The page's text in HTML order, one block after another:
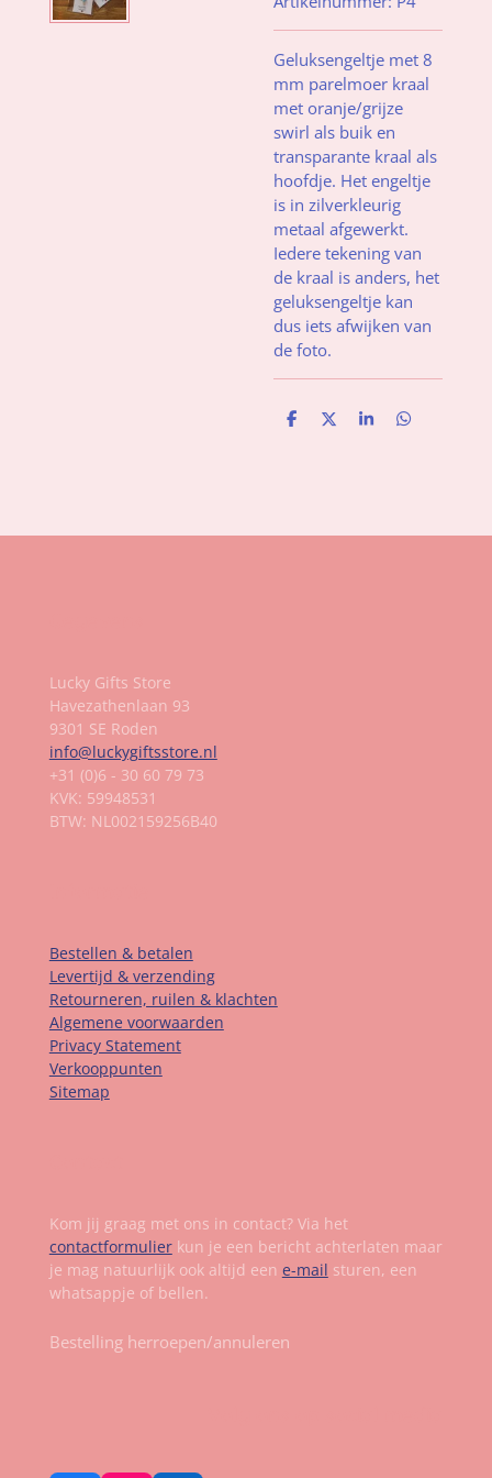
Geluksengeltje met 8
mm parelmoer kraal
met oranje/grijze
swirl als buik en
transparante kraal als
hoofdje. Het engeltje
is in zilverkleurig
metaal afgewerkt.
Iedere tekening van
de kraal is anders, het
geluksengeltje kan
dus iets afwijken van
de foto.
D
D
S
D
Lucky Gifts Store
Havezathenlaan 93
9301 SE Roden
info@luckygiftsstore.nl
+31 (0)6 - 30 60 79 73
KVK: 59948531
BTW: NL002159256B40
Bestellen & betalen
Levertijd & verzending
Retourneren, ruilen & klachten
Algemene voorwaarden
Privacy Statement
Verkooppunten
Sitemap
Kom jij graag met ons in contact? Via het
contactformulierkun je een bericht achterlaten maar
je mag natuurlijk ook altijd een e-mail sturen, een
whatsappje of bellen.
Bestelling herroepen/annuleren